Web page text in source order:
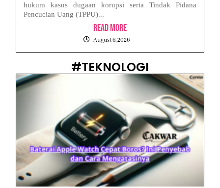
hukum kasus dugaan korupsi serta Tindak Pidana
Pencucian Uang (TPPU)...
Read More
August 6, 2026
#TEKNOLOGI